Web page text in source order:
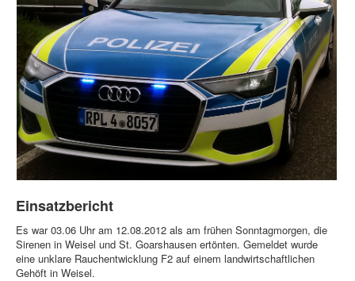
Einsatzbericht
Es war 03.06 Uhr am 12.08.2012 als am frühen Sonntagmorgen, die
Sirenen in Weisel und St. Goarshausen ertönten. Gemeldet wurde
eine unklare Rauchentwicklung F2 auf einem landwirtschaftlichen
Gehöft in Weisel.